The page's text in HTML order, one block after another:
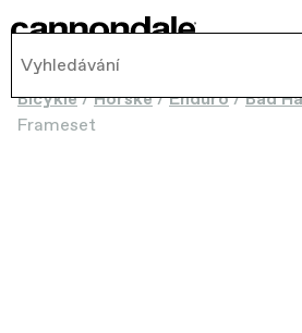
Bicykle/Horské/Enduro/Bad
Frameset